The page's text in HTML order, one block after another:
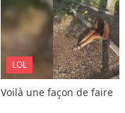
LOL
Voilà une façon de faire